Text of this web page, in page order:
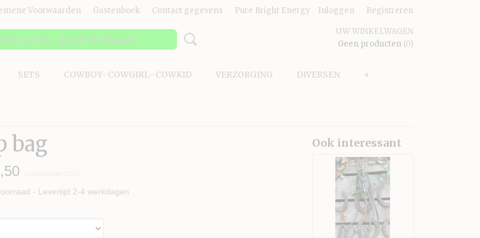
Voorwaarden Gastenboek Contact gegevens Pure Bright Energy Inloggen Registreren
UW WINKELWAGEN
Geen producten (0)
SETS COWBOY- COWGIRL- COWKID VERZORGING DIVERSEN +
bag
- Levertijd 2-4 werkdagen
Ook interessant